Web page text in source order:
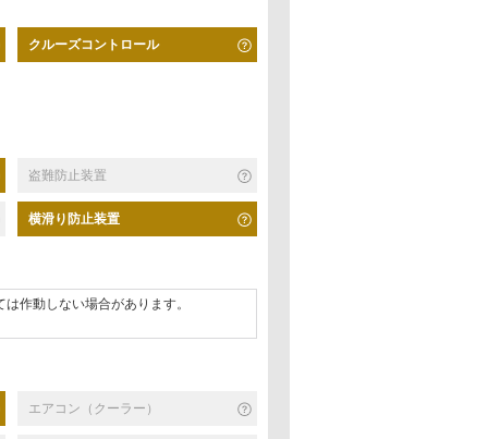
クルーズコントロール
盗難防止装置
横滑り防止装置
作動しない場合があります。
エアコン（クーラー）